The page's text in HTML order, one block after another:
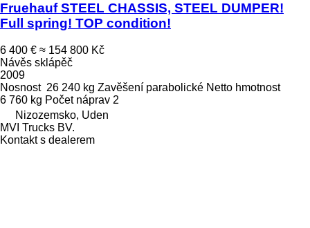
Fruehauf STEEL CHASSIS, STEEL DUMPER!
Full spring! TOP condition!
6 400 € ≈ 154 800 Kč
Návěs sklápěč
2009
Nosnost 26 240 kg Zavěšení parabolické Netto hmotnost
6 760 kg Počet náprav 2
Nizozemsko, Uden
MVI Trucks BV.
Kontakt s dealerem